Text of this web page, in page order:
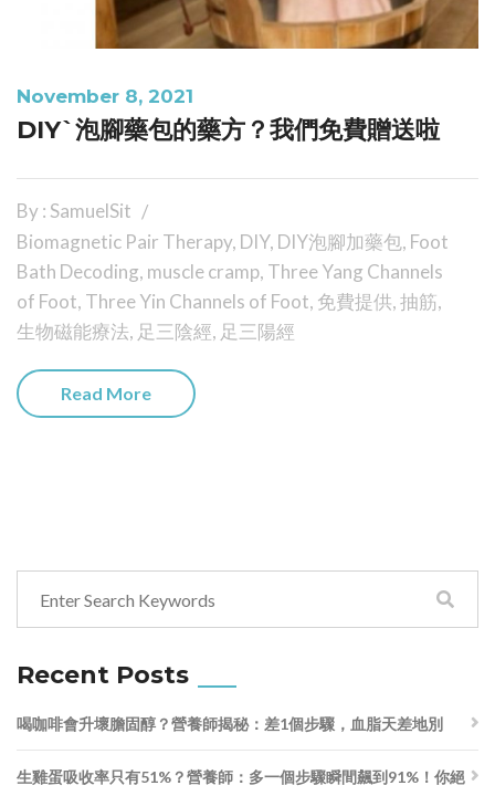
November 8, 2021
DIY`泡腳藥包的藥方？我們免費贈送啦
By : SamuelSit
Biomagnetic Pair Therapy, DIY, DIY泡腳加藥包, Foot
Bath Decoding, muscle cramp, Three Yang Channels
of Foot, Three Yin Channels of Foot, 免費提供,抽筋,
生物磁能療法, 足三陰經, 足三陽經
Read More
Recent Posts
喝咖啡會升壞膽固醇？營養師揭秘：差1個步驟，血脂天差地別
生雞蛋吸收率只有51%？營養師：多一個步驟瞬間飆到91%！你絕